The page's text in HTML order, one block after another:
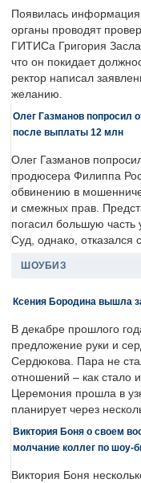
Появилась
органы проводят
ГИТИСа Григория
что он покидает
ректор написал
желанию.
Олег Газманов попросил
после выплаты 12 млн
Олег Газманов
продюсера Филиппа
обвинению в
и смежных прав.
погасил большую
Суд, однако, отказался
ШОУБИЗ
Ксения Бородина вышла
В декабре прошлого
предложение руки и
Сердюкова. Пара не
отношений – как стало
Церемония прошла в
планирует через
Виктория Боня о своем
молчание коллег по шоу-
Виктория Боня